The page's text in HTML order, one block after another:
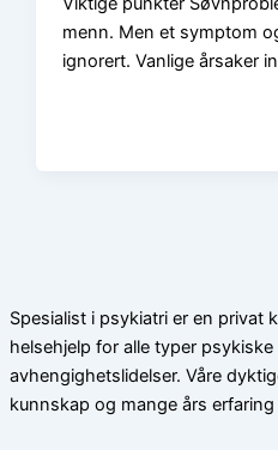
menn. Men et symptom
ignorert. Vanlige årsaker
Spesialist i psykiatri er en privat
helsehjelp for alle typer psykiske
avhengighetslidelser. Våre
kunnskap og mange års